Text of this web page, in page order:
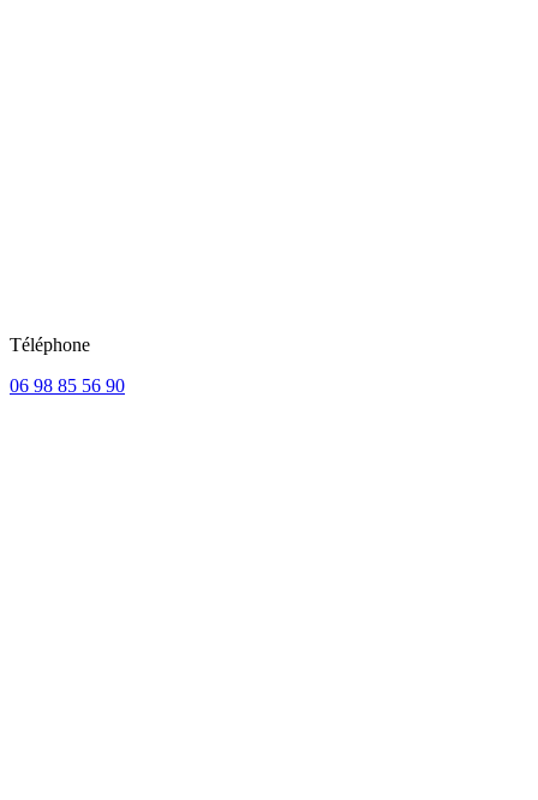
Téléphone
06 98 85 56 90